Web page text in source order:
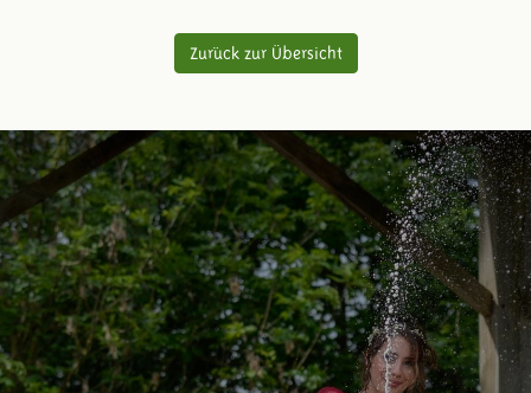
Zurück zur Übersicht